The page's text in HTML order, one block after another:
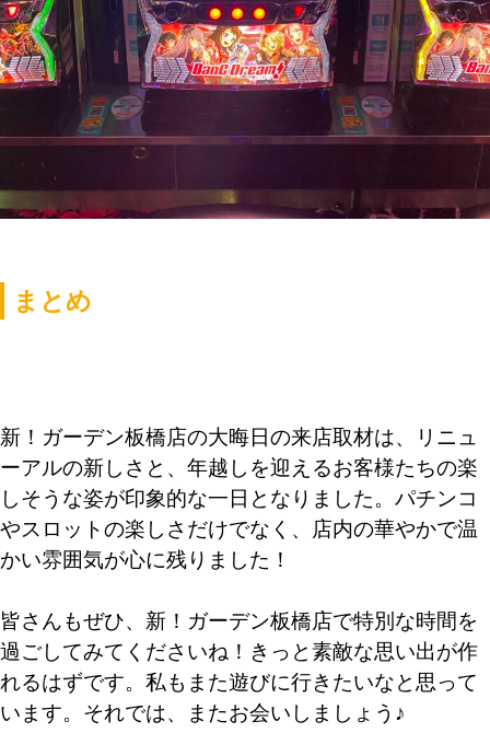
まとめ
新！ガーデン板橋店の大晦日の来店取材は、リニュ
ーアルの新しさと、年越しを迎えるお客様たちの楽
しそうな姿が印象的な一日となりました。パチンコ
やスロットの楽しさだけでなく、店内の華やかで温
かい雰囲気が心に残りました！
皆さんもぜひ、新！ガーデン板橋店で特別な時間を
過ごしてみてくださいね！きっと素敵な思い出が作
れるはずです。私もまた遊びに行きたいなと思って
います。それでは、またお会いしましょう♪